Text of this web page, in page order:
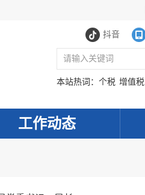
抖音
本站热词： 个税 增值税
工作动态